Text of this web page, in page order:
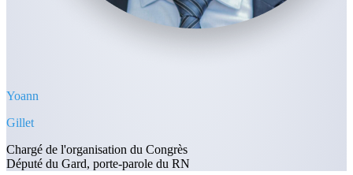
Yoann
Gillet
Chargé de l'organisation du Congrès
Député du Gard, porte-parole du RN